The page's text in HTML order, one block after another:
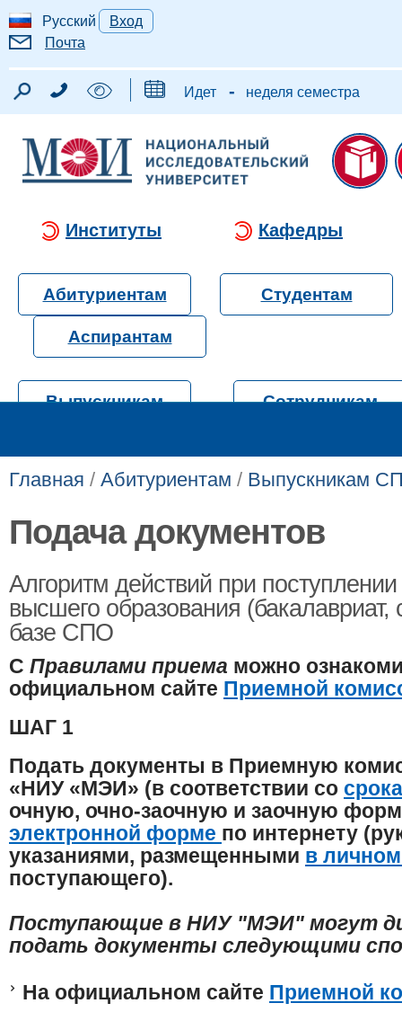
Русский
Вход
Почта
Идет - неделя семестра
Институты Кафедры
Абитуриентам Студентам
Аспирантам
Выпускникам Сотрудникам
Главная / Абитуриентам / Выпускникам
Подача документов
Алгоритм действий при
высшего образования (бакалавриат,
базе СПО
С Правилами приема можно
официальном сайте Приемной
ШАГ 1
Подать документы в Приемную
«НИУ «МЭИ» (в соответствии со
очную, очно-заочную и заочную
электронной форме по интернету
указаниями, размещенными в
поступающего).
Поступающие в НИУ "МЭИ" могут
подать документы следующими
На официальном сайте Приемной